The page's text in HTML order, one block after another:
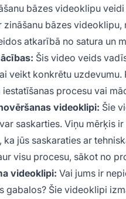
bāzes videoklipu veidi
zināšanu bāzes
atkarībā no satura un
Šis video veids
veikt konkrētu
procesu vai
videoklipi: Šie
saskarties. Viņu mērķis
ka jūs saskaraties ar
visu procesu, sākot no
videoklipi: Vai jums ir
gabalos? Šie videoklipi